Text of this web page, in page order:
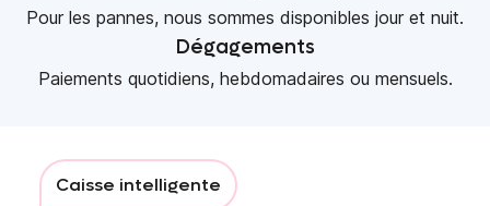
Pour les pannes, nous sommes disponibles jour et nuit.
Dégagements
Paiements quotidiens, hebdomadaires ou mensuels.
Caisse intelligente